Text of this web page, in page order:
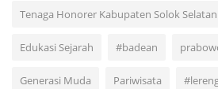
Tenaga Honorer Kabupaten Solok
Edukasi Sejarah #badean
Generasi Muda Pariwisata